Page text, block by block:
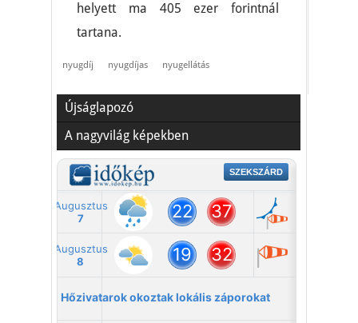
helyett ma 405 ezer forintnál
tartana.
nyugdíj nyugdíjas nyugellátás
Újságlapozó
A nagyvilág képekben